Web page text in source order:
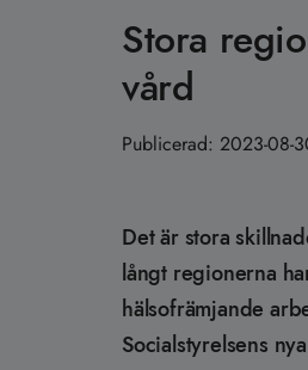
Stora
vård
Publicerad: 2023-08-
Det är stora
långt regionerna
hälsofrämjande
Socialstyrelsens